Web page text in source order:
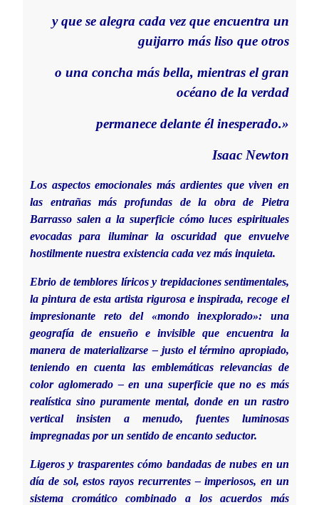
y que se alegra cada vez que encuentra un
guijarro más liso que otros
o una concha más bella, mientras el gran
océano de la verdad
permanece delante él inesperado.»
Isaac Newton
Los aspectos emocionales más ardientes que viven en
las entrañas más profundas de la obra de Pietra
Barrasso salen a la superficie cómo luces espirituales
evocadas para iluminar la oscuridad que envuelve
hostilmente nuestra existencia cada vez más inquieta.
Ebrio de temblores líricos y trepidaciones sentimentales,
la pintura de esta artista rigurosa e inspirada, recoge el
impresionante reto del «mondo inexplorado»: una
geografía de ensueño e invisible que encuentra la
manera de materializarse – justo el término apropiado,
teniendo en cuenta las emblemáticas relevancias de
color aglomerado – en una superficie que no es más
realística sino puramente mental, donde en un rastro
vertical insisten a menudo, fuentes luminosas
impregnadas por un sentido de encanto seductor.
Ligeros y trasparentes cómo bandadas de nubes en un
día de sol, estos rayos recurrentes – imperiosos, en un
sistema cromático combinado a los acuerdos más